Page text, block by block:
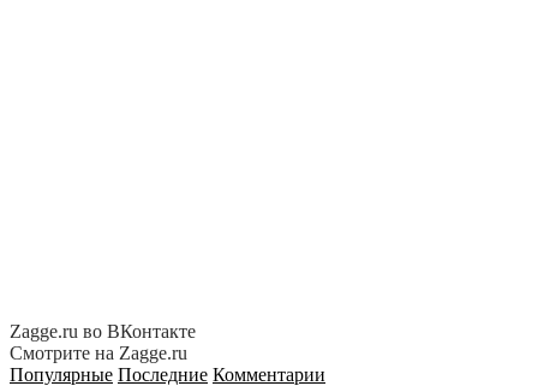
Zagge.ru во ВКонтакте
Смотрите на Zagge.ru
Популярные Последние Комментарии